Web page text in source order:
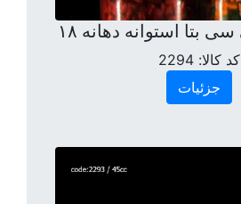
کد کالا: 2294
جزئیات